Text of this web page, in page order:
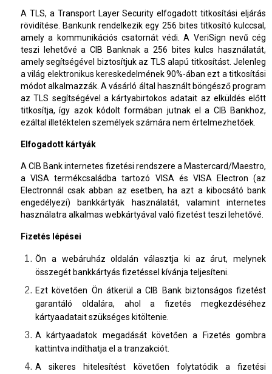
A TLS, a Transport Layer Security elfogadott titkosítási eljárás
rövidítése. Bankunk rendelkezik egy 256 bites titkosító kulccsal,
amely a kommunikációs csatornát védi. A VeriSign nevű cég
teszi lehetővé a CIB Banknak a 256 bites kulcs használatát,
amely segítségével biztosítjuk az TLS alapú titkosítást. Jelenleg
a világ elektronikus kereskedelmének 90%-ában ezt a titkosítási
módot alkalmazzák. A vásárló által használt böngésző program
az TLS segítségével a kártyabirtokos adatait az elküldés előtt
titkosítja, így azok kódolt formában jutnak el a CIB Bankhoz,
ezáltal illetéktelen személyek számára nem értelmezhetőek.
Elfogadott kártyák
A CIB Bank internetes fizetési rendszere a Mastercard/Maestro,
a VISA termékcsaládba tartozó VISA és VISA Electron (az
Electronnál csak abban az esetben, ha azt a kibocsátó bank
engedélyezi) bankkártyák használatát, valamint internetes
használatra alkalmas webkártyával való fizetést teszi lehetővé.
Fizetés lépései
Ön a webáruház oldalán választja ki az árut, melynek
összegét bankkártyás fizetéssel kívánja teljesíteni.
Ezt követően Ön átkerül a CIB Bank biztonságos fizetést
garantáló oldalára, ahol a fizetés megkezdéséhez
kártyaadatait szükséges kitöltenie.
A kártyaadatok megadását követően a Fizetés gombra
kattintva indíthatja el a tranzakciót.
A sikeres hitelesítést követően folytatódik a fizetési